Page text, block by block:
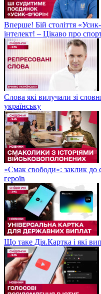
Вперше! Бій століття
інтелект! – Цікаво про
Слова які вилучали зі
українську
«Смак свободи»: заклик до
героїв
Що таке Дія.Картка і які